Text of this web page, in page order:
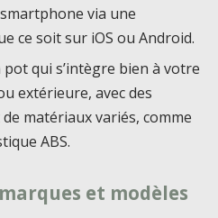
via une
ce soit sur iOS ou Android.
pot qui s’intègre bien à votre
extérieure, avec des
matériaux variés, comme
ABS.
et modèles